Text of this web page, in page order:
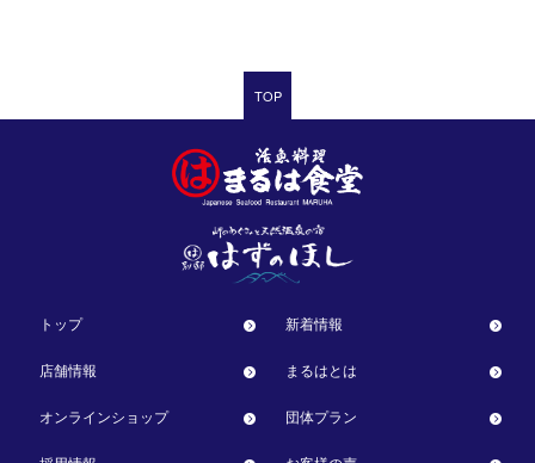
TOP
トップ 新着情報
店舗情報 まるはとは
オンラインショップ 団体プラン